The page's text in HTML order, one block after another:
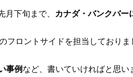
下旬まで、 カナダ・バンクバー
ロントサイドを担当しておりま
事例など、書いていければと思い